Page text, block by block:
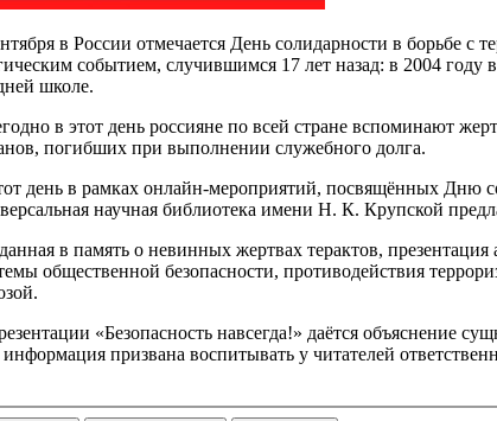
в России отмечается День солидарности в борьбе
событием, случившимся 17 лет назад: в 2004
школе.
в этот день россияне по всей стране вспоминают
погибших при выполнении служебного долга.
день в рамках онлайн-мероприятий, посвящённых Дню
научная библиотека имени Н. К. Крупской
в память о невинных жертвах терактов,
общественной безопасности, противодействия
«Безопасность навсегда!» даётся объяснение
призвана воспитывать у читателей